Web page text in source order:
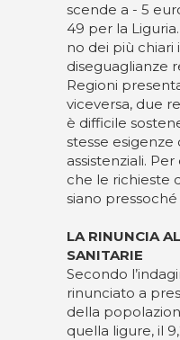
scende a - 5
49 per la
no dei più chiari
diseguaglianze
Regioni
viceversa, due
è difficile
stesse esigenze
assistenziali.
che le richieste
siano
LA RINUNCIA
SANITARIE
Secondo
rinunciato a
della
quella ligure, il